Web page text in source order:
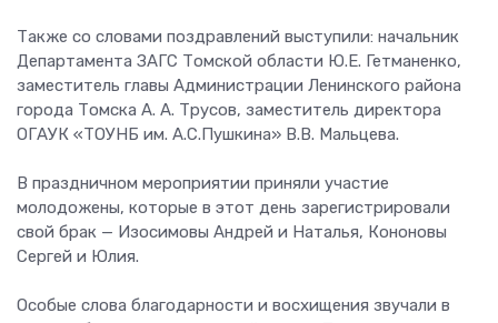
Также со словами поздравлений выступили: начальник
Департамента ЗАГС Томской области Ю.Е. Гетманенко,
заместитель главы Администрации Ленинского района
города Томска А. А. Трусов, заместитель директора
ОГАУК «ТОУНБ им. А.С.Пушкина» В.В. Мальцева.
В праздничном мероприятии приняли участие
молодожены, которые в этот день зарегистрировали
свой брак — Изосимовы Андрей и Наталья, Кононовы
Сергей и Юлия.
Особые слова благодарности и восхищения звучали в